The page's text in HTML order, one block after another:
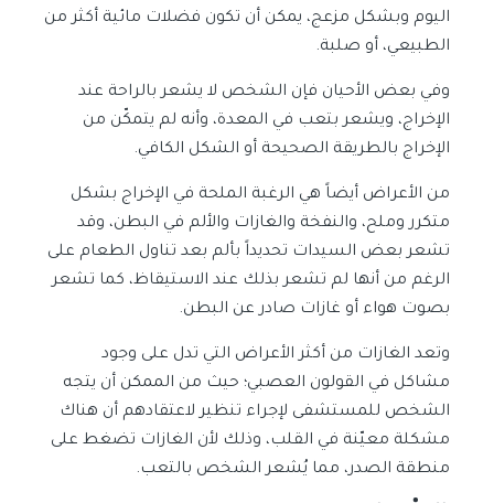
اليوم وبشكل مزعج، يمكن أن تكون فضلات مائية أكثر من
الطبيعي، أو صلبة.
وفي بعض الأحيان فإن الشخص لا يشعر بالراحة عند
الإخراج، ويشعر بتعب في المعدة، وأنه لم يتمكّن من
الإخراج بالطريقة الصحيحة أو الشكل الكافي.
من الأعراض أيضاً هي الرغبة الملحة في الإخراج بشكل
متكرر وملح، والنفخة والغازات والألم في البطن، وقد
تشعر بعض السيدات تحديداً بألم بعد تناول الطعام على
الرغم من أنها لم تشعر بذلك عند الاستيقاظ، كما تشعر
بصوت هواء أو غازات صادر عن البطن.
وتعد الغازات من أكثر الأعراض التي تدل على وجود
مشاكل في القولون العصبي؛ حيث من الممكن أن يتجه
الشخص للمستشفى لإجراء تنظير لاعتقادهم أن هناك
مشكلة معيّنة في القلب، وذلك لأن الغازات تضغط على
منطقة الصدر، مما يُشعر الشخص بالتعب.